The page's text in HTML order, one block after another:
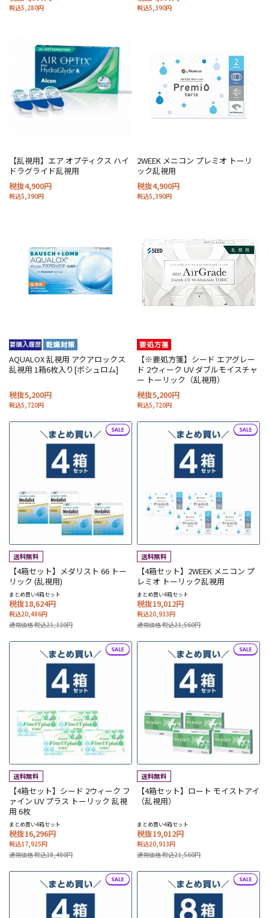
税込5,280円 税込5,390円
【乱視用】エア オプティクス ハイ
ドラグライド乱視用
税抜4,900円
税込5,390円
2WEEK メニコン プレミオ トーリ
ック乱視用
税抜4,900円
税込5,390円
AQUALOX 乱視用 アクアロックス
乱視用 1箱6枚入り[ボシュロム]
税抜5,200円
税込5,720円
【※要処方箋】シード エアグレー
ド 2ウィーク UV ダブルモイスチャ
ー トーリック（乱視用）
税抜5,200円
税込5,720円
【4箱セット】メダリスト 66 トー
リック (乱視用)
まとめ買い4箱セット
税抜18,624円
税込20,486円
通常価格 税込21,120円
【4箱セット】2WEEK メニコン プ
レミオ トーリック乱視用
まとめ買い4箱セット
税抜19,012円
税込20,913円
通常価格 税込21,560円
【4箱セット】シード 2ウィーク フ
ァイン UV プラス トーリック 乱視
用 6枚
まとめ買い4箱セット
税抜16,296円
税込17,925円
通常価格 税込18,480円
【4箱セット】ロート モイストアイ
（乱視用）
まとめ買い4箱セット
税抜19,012円
税込20,913円
通常価格 税込21,560円